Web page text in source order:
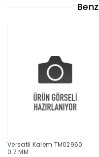
Versatil Kalem TM02960
0.7 MM